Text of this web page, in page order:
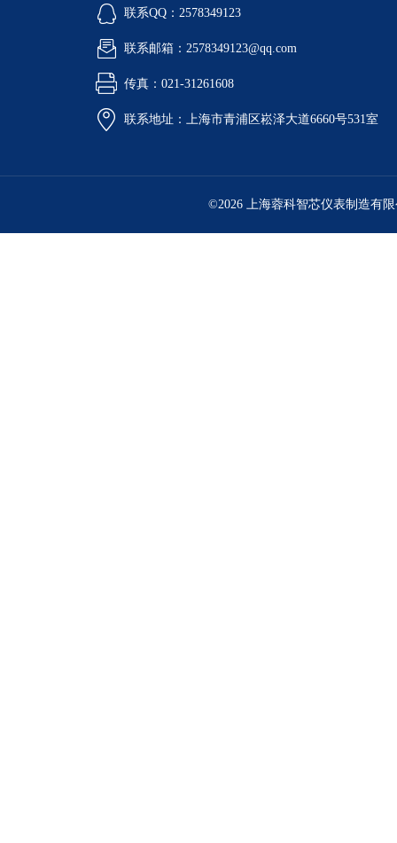
联系QQ：2578349123
联系邮箱：2578349123@qq.com
传真：021-31261608
联系地址：上海市青浦区崧泽大道6660号531室
©2026 上海蓉科智芯仪表制造有